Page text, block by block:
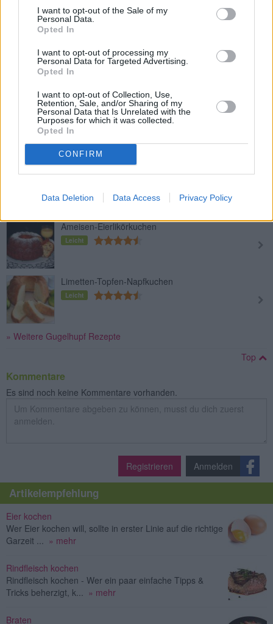
I want to opt-out of the Sale of my
Personal Data.
Opted In
I want to opt-out of processing my
Personal Data for Targeted Advertising.
Opted In
I want to opt-out of Collection, Use,
Retention, Sale, and/or Sharing of my
Personal Data that Is Unrelated with the
Purposes for which it was collected.
Opted In
CONFIRM
Data Deletion Data Access Privacy Policy
Eischnee-Gugelhupf
Leicht
Zitronen-Gugelhupf
Leicht
Omas Topfengugelhupf
Leicht
Trauben-Gugelhupf
Ameisen-Eierlikörkuchen
Leicht
Limetten-Topfen-Napfkuchen
Leicht
» Weitere Gugelhupf Rezepte
Top
Kommentare
Es sind noch keine Kommentare vorhanden.
Registrieren Anmelden
Artikelempfehlung
Eier kochen
Wer Eier kochen will, sollte in erster Linie auf die richtige
Garzeit ... » mehr
Rindfleisch kochen
Rindfleisch kochen - Wer ein paar einfache Tipps &
Tricks beherzigt, k... » mehr
Braten